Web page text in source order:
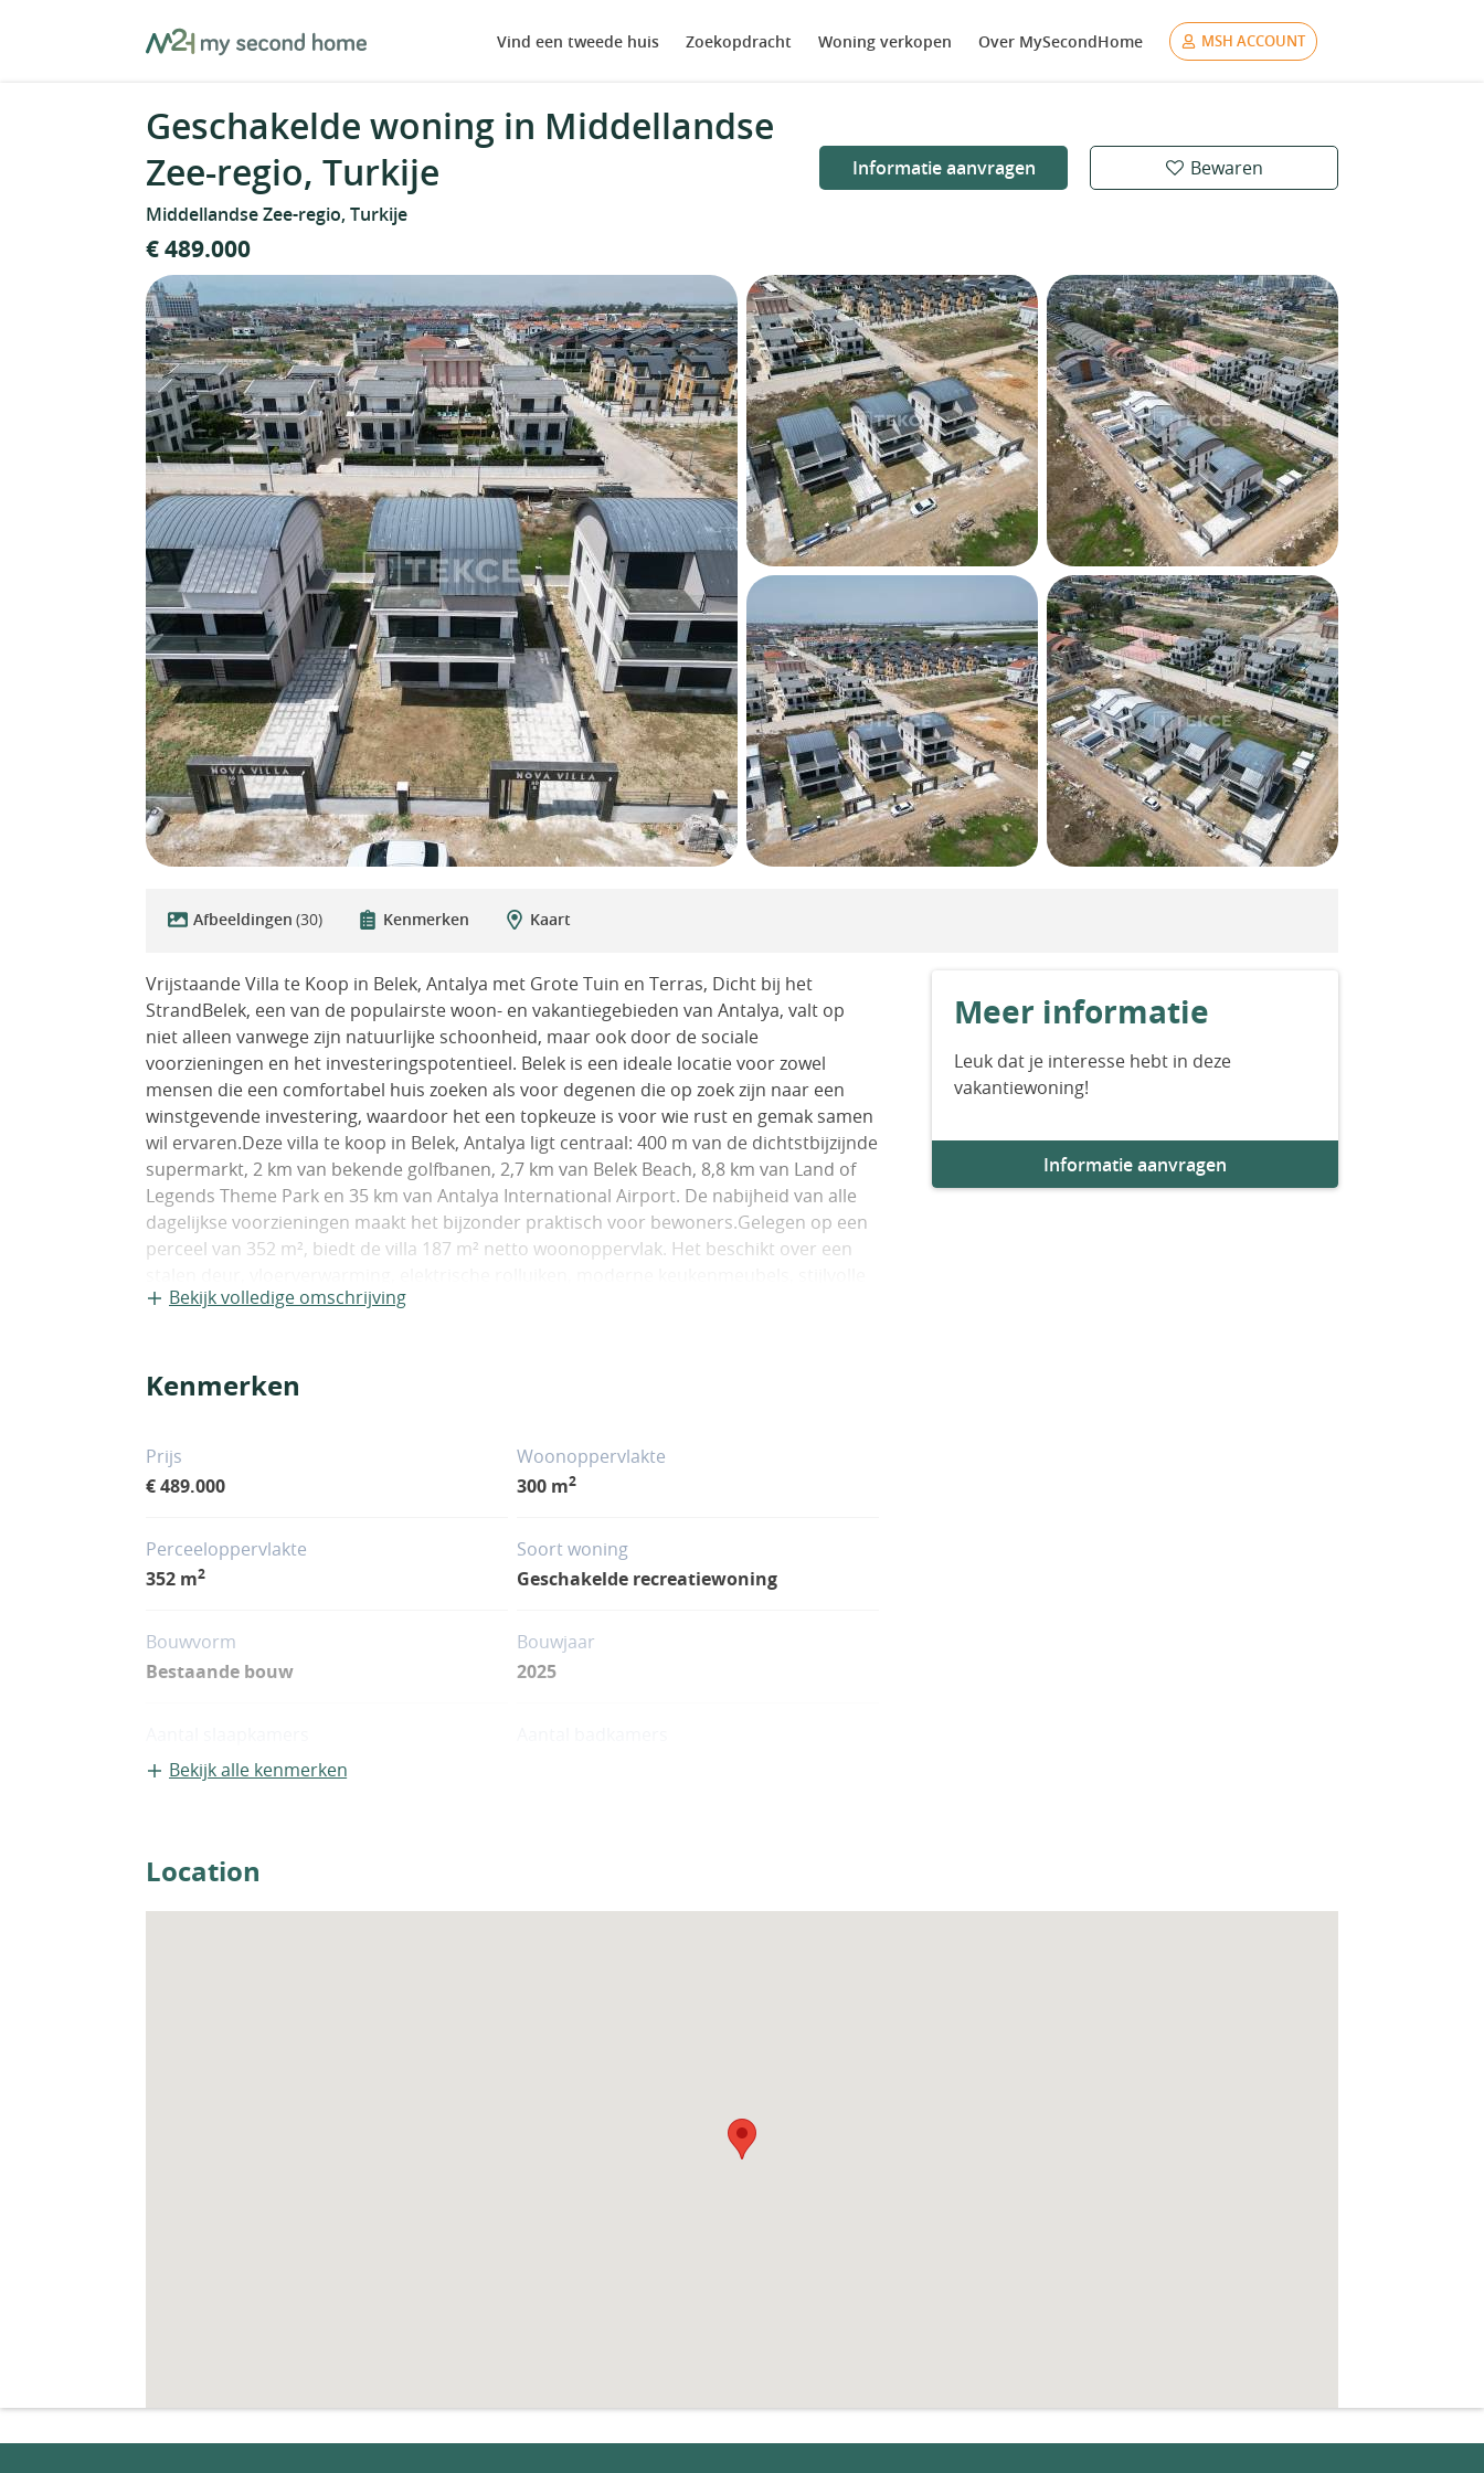
MySecondHome Vind een tweede huis Zoekopdracht Woning verkopen Over MySecondHome MSH ACCOUNT
Geschakelde woning in Middellandse
Zee-regio, Turkije
Middellandse Zee-regio, Turkije
Informatie aanvragen Bewaren
€ 489.000
Afbeeldingen (30) Kenmerken Kaart
Vrijstaande Villa te Koop in Belek, Antalya met Grote Tuin en Terras, Dicht bij het
StrandBelek, een van de populairste woon- en vakantiegebieden van Antalya, valt op
niet alleen vanwege zijn natuurlijke schoonheid, maar ook door de sociale
voorzieningen en het investeringspotentieel. Belek is een ideale locatie voor zowel
mensen die een comfortabel huis zoeken als voor degenen die op zoek zijn naar een
winstgevende investering, waardoor het een topkeuze is voor wie rust en gemak samen
wil ervaren.Deze villa te koop in Belek, Antalya ligt centraal: 400 m van de dichtstbijzijnde
supermarkt, 2 km van bekende golfbanen, 2,7 km van Belek Beach, 8,8 km van Land of
Legends Theme Park en 35 km van Antalya International Airport. De nabijheid van alle
dagelijkse voorzieningen maakt het bijzonder praktisch voor bewoners.Gelegen op een
perceel van 352 m², biedt de villa 187 m² netto woonoppervlak. Het beschikt over een
badkamers en toiletten, een privéparkeerplaats en een vrijstaande tuin.De villa omvat
Bekijk volledige omschrijving
Kenmerken
Prijs
€ 489.000
Woonoppervlakte
300 m2
Perceeloppervlakte
352 m2
Soort woning
Geschakelde recreatiewoning
Bouwvorm
Bestaande bouw
Bouwjaar
2025
5
Airco
Zwembad
Bekijk alle kenmerken
Meer informatie
Leuk dat je interesse hebt in deze
vakantiewoning!
Informatie aanvragen
Location